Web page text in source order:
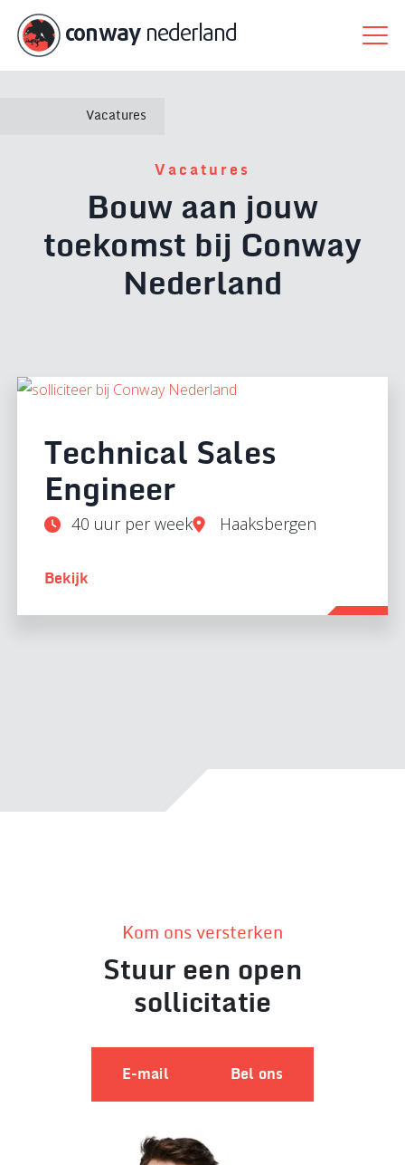
conwaynederland
Vacatures
Vacatures
Bouw aan jouw
toekomst bij Conway
Nederland
Technical Sales
Engineer
40 uur per week Haaksbergen
Bekijk
Kom ons versterken
Stuur een open
sollicitatie
E-mail Bel ons